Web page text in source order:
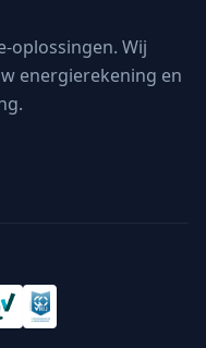
oplossingen. Wij
energierekening en